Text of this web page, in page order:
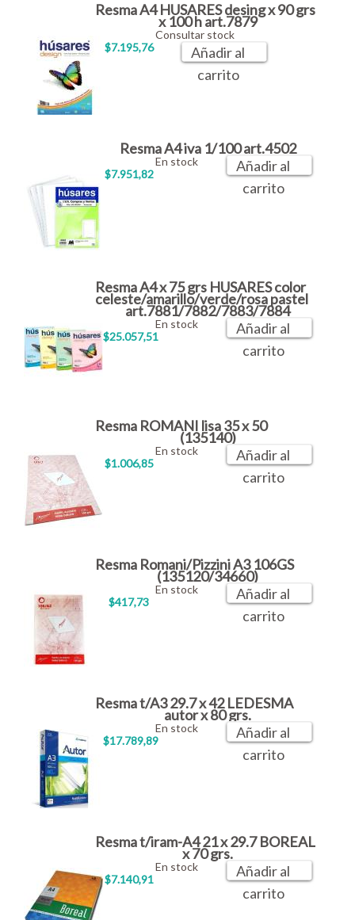
Resma A4 HUSARES desing x 90 grs
x 100 h art.7879
$7.195,76
Consultar stock
Añadir al
carrito
Resma A4 iva 1/100 art.4502
$7.951,82
En stock
Añadir al
carrito
Resma A4 x 75 grs HUSARES color
celeste/amarillo/verde/rosa pastel
art.7881/7882/7883/7884
$25.057,51
En stock
Añadir al
carrito
Resma ROMANI lisa 35 x 50
(135140)
$1.006,85
En stock
Añadir al
carrito
Resma Romani/Pizzini A3 106GS
(135120/34660)
$417,73
En stock
Añadir al
carrito
Resma t/A3 29.7 x 42 LEDESMA
autor x 80 grs.
$17.789,89
En stock
Añadir al
carrito
Resma t/iram-A4 21 x 29.7 BOREAL
x 70 grs.
$7.140,91
En stock
Añadir al
carrito